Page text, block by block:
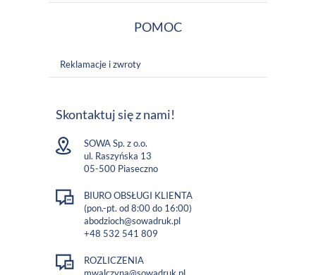
POMOC
Reklamacje i zwroty
Skontaktuj się z nami!
SOWA Sp. z o.o.
ul. Raszyńska 13
05-500 Piaseczno
BIURO OBSŁUGI KLIENTA
(pon.-pt. od 8:00 do 16:00)
abodzioch@sowadruk.pl
+48 532 541 809
ROZLICZENIA